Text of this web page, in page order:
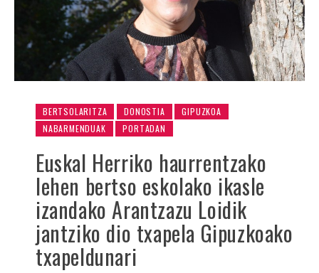
BERTSOLARITZA DONOSTIA
GIPUZKOA
NABARMENDUAK
PORTADAN
Euskal Herriko haurrentzako
lehen bertso eskolako ikasle
izandako Arantzazu Loidik
jantziko dio txapela Gipuzkoako
txapeldunari